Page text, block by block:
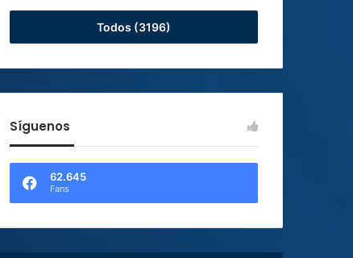
Todos (3196)
Síguenos
62.645
Fans